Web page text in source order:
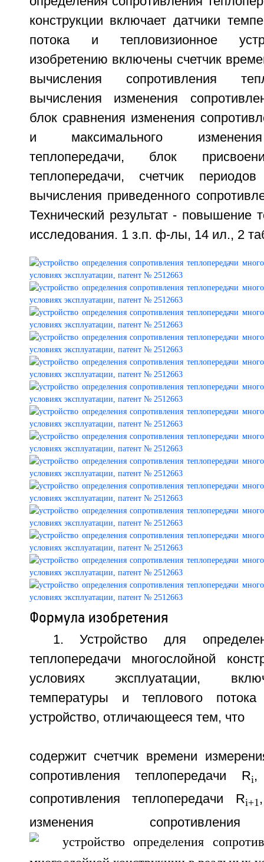
конструкции включает датчики
потока и тепловизионное
изобретению включены счетчик
вычисления сопротивления
вычисления изменения
блок сравнения изменения
и максимального
теплопередачи, блок
теплопередачи, счетчик
вычисления приведенного
Технический результат - повышение
исследования. 1 з.п. ф-лы, 14 ил., 2
Формула изобретения
1. Устройство для
теплопередачи многослойной
условиях эксплуатации,
температуры и теплового
устройство, отличающееся тем, что
содержит счетчик времени
сопротивления теплопередачи Ri,
сопротивления теплопередачи Ri+1
изменения сопротивления